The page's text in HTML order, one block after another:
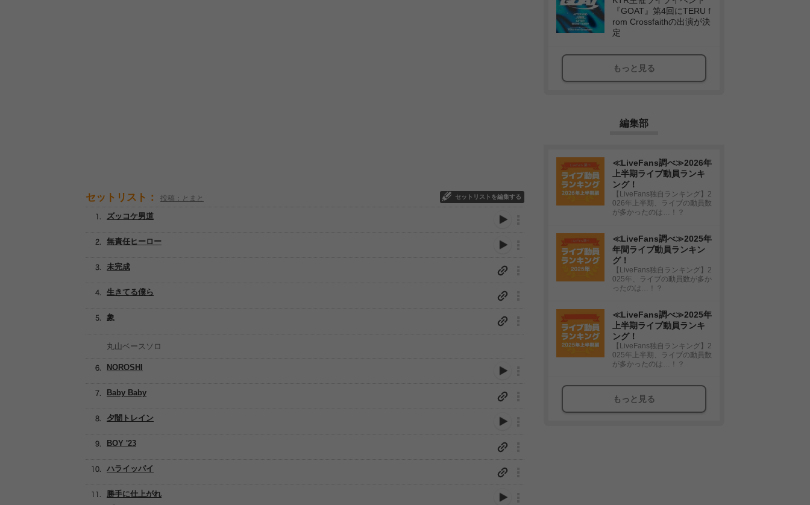
セットリスト： 投稿：とまと セットリストを編集する
生きてる僕ら
夕闇トレイン
ハライッパイ
ズッコケ男道
象
丸山ベースソロ
NOROSHI
Baby Baby
無責任ヒーロー
BOY '23
未完成
勝手に仕上がれ
『GOAT』第4回にTERU f
rom Crossfaithの出演が決
定
もっと見る
編集部
≪LiveFans調べ≫2026年
上半期ライブ動員ランキ
ング！
【LiveFans独自ランキング】2
026年上半期、ライブの動員数
が多かったのは…！？
≪LiveFans調べ≫2025年
年間ライブ動員ランキン
グ！
【LiveFans独自ランキング】2
025年、ライブの動員数が多か
ったのは…！？
≪LiveFans調べ≫2025年
上半期ライブ動員ランキ
ング！
【LiveFans独自ランキング】2
025年上半期、ライブの動員数
が多かったのは…！？
もっと見る